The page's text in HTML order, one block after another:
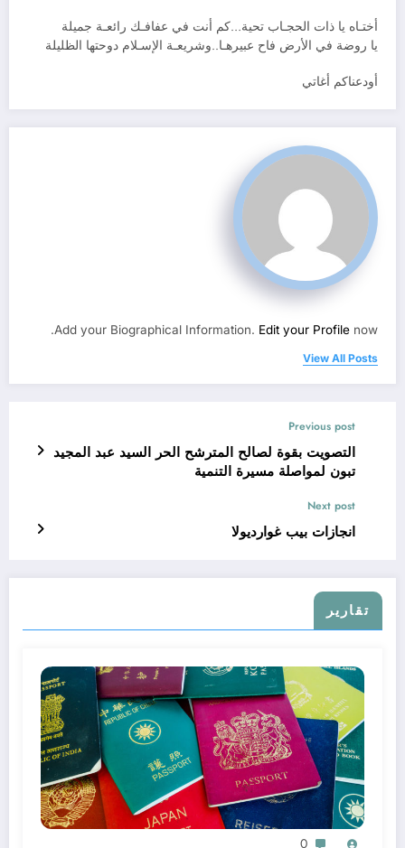
أختـاه يا ذات الحجـاب تحية…كم أنت في عفافـك رائعـة جميلة
يا روضة في الأرض فاح عبيرهـا..وشريعـة الإسـلام دوحتها الظليلة
أودعناكم أغاتي
Add your Biographical Information. Edit your Profile now.
View All Posts
Previous post
التصويت بقوة لصالح المترشح الحر السيد عبد المجيد
تبون لمواصلة مسيرة التنمية
Next post
انجازات بيب غوارديولا
تقارير
0